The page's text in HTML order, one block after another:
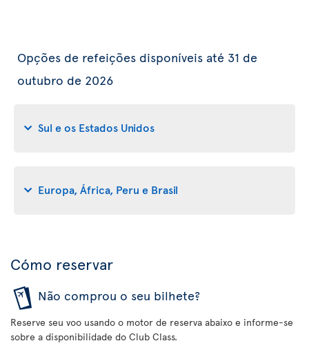
Opções de refeições disponíveis até 31 de
outubro de 2026
Sul e os Estados Unidos
Europa, África, Peru e Brasil
Cómo reservar
Não comprou o seu bilhete?
Reserve seu voo usando o motor de reserva abaixo e informe-se
sobre a disponibilidade do Club Class.